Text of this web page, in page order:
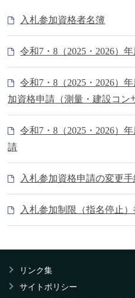
入札参加資格者名簿
令和7・8（2025・2026）
令和7・8（2025・2026）
加資格申請（測量・建設コン
令和7・8（2025・2026）
請
入札参加資格申請の変更手
入札参加制限（指名停止
リンク集
サイトポリシー